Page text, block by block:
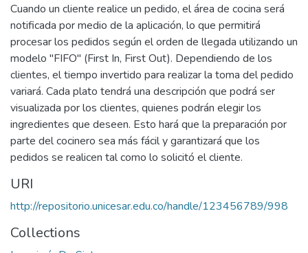
Cuando un cliente realice un pedido, el área de cocina será
notificada por medio de la aplicación, lo que permitirá
procesar los pedidos según el orden de llegada utilizando un
modelo "FIFO" (First In, First Out). Dependiendo de los
clientes, el tiempo invertido para realizar la toma del pedido
variará. Cada plato tendrá una descripción que podrá ser
visualizada por los clientes, quienes podrán elegir los
ingredientes que deseen. Esto hará que la preparación por
parte del cocinero sea más fácil y garantizará que los
pedidos se realicen tal como lo solicitó el cliente.
URI
http://repositorio.unicesar.edu.co/handle/123456789/998
Collections